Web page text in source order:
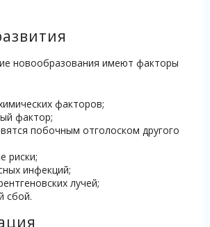
новообразования имеют факторы
факторов;
фактор;
побочным отголоском другого
риски;
инфекций;
лучей;
сбой.